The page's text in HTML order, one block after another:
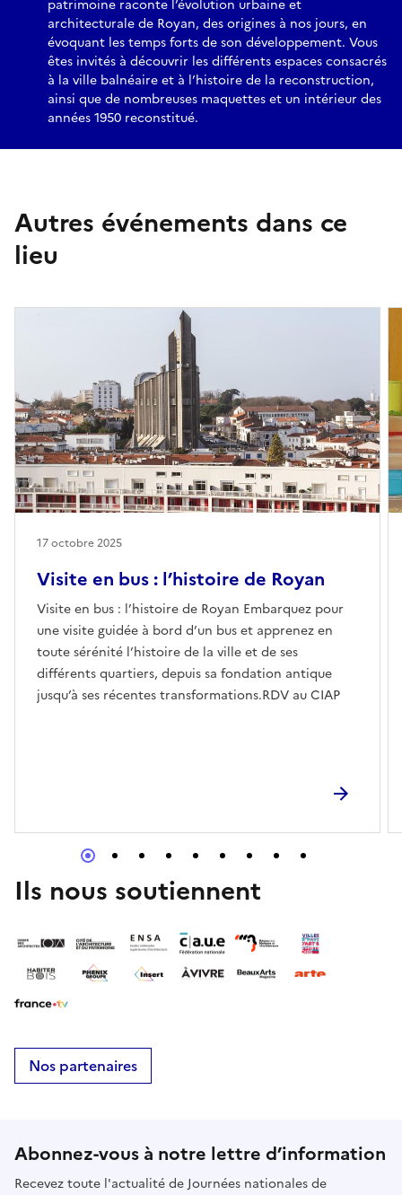
patrimoine raconte l’évolution urbaine et
architecturale de Royan, des origines à nos jours, en
évoquant les temps forts de son développement. Vous
êtes invités à découvrir les différents espaces consacrés
à la ville balnéaire et à l’histoire de la reconstruction,
ainsi que de nombreuses maquettes et un intérieur des
années 1950 reconstitué.
Autres événements dans ce
lieu
Visite en bus : l’histoire de Royan
Visite en bus : l’histoire de Royan Embarquez pour
une visite guidée à bord d’un bus et apprenez en
toute sérénité l’histoire de la ville et de ses
différents quartiers, depuis sa fondation antique
jusqu’à ses récentes transformations.RDV au CIAP
17 octobre 2025
Ils nous soutiennent
Nos partenaires
Abonnez-vous à notre lettre d’information
Recevez toute l'actualité de Journées nationales de